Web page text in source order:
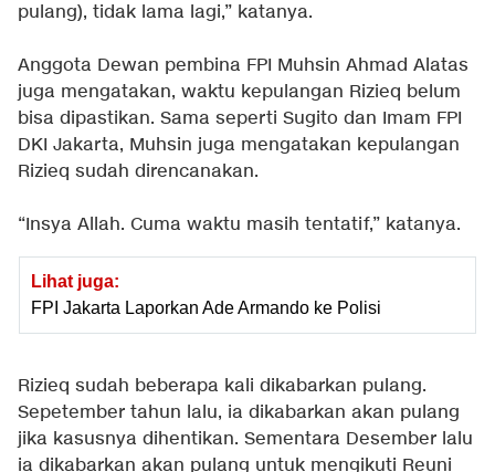
pulang), tidak lama lagi,” katanya.
Anggota Dewan pembina FPI Muhsin Ahmad Alatas
juga mengatakan, waktu kepulangan Rizieq belum
bisa dipastikan. Sama seperti Sugito dan Imam FPI
DKI Jakarta, Muhsin juga mengatakan kepulangan
Rizieq sudah direncanakan.
“Insya Allah. Cuma waktu masih tentatif,” katanya.
Lihat juga:
FPI Jakarta Laporkan Ade Armando ke Polisi
Rizieq sudah beberapa kali dikabarkan pulang.
Sepetember tahun lalu, ia dikabarkan akan pulang
jika kasusnya dihentikan. Sementara Desember lalu
ia dikabarkan akan pulang untuk mengikuti Reuni